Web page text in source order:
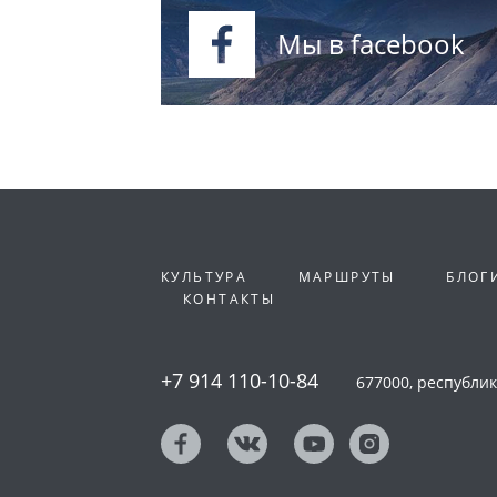
Мы в facebook
КУЛЬТУРА МАРШРУТЫ
КОНТАКТЫ
+7 914 110-10-84 677000,